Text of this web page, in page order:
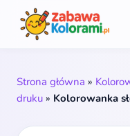
Strona główna »
druku » Kolorowanka